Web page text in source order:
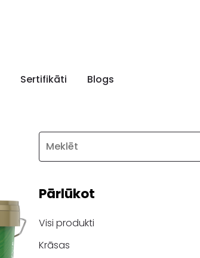
Sertifikāti Blogs
Pārlūkot
Visi produkti
Krāsas